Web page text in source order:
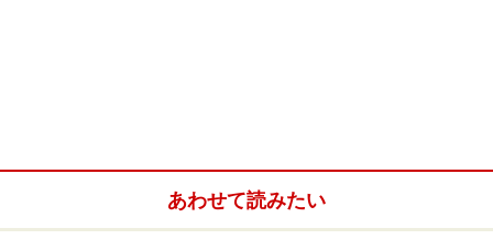
※OSやアプリ、ソフトのバージョンによっては画面表示、操作方
法が異なる可能性があります。あわせて読みたい